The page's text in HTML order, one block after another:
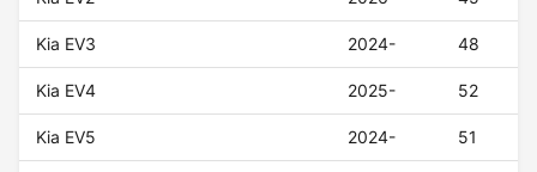
Kia EV3 2024- 48
Kia EV4 2025- 52
Kia EV5 2024- 51